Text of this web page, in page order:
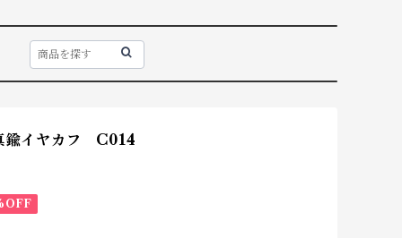
鍮イヤカフ C014